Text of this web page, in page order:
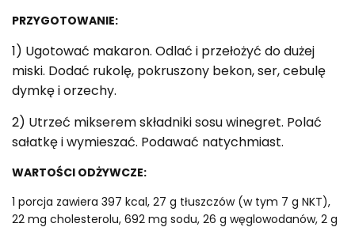
PRZYGOTOWANIE:
1) Ugotować makaron. Odlać i przełożyć do dużej
miski. Dodać rukolę, pokruszony bekon, ser, cebulę
dymkę i orzechy.
2) Utrzeć mikserem składniki sosu winegret. Polać
sałatkę i wymieszać. Podawać natychmiast.
WARTOŚCI ODŻYWCZE:
1 porcja zawiera 397 kcal, 27 g tłuszczów (w tym 7 g NKT),
22 mg cholesterolu, 692 mg sodu, 26 g węglowodanów, 2 g